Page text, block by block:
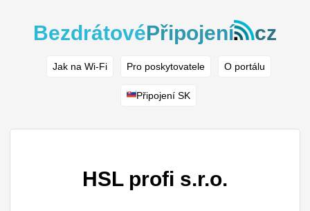
BezdrátovéPřipojení cz
Jak na Wi-Fi Pro poskytovatele O portálu
Připojení SK
HSL profi s.r.o.